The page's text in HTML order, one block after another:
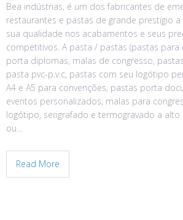
Bea indústrias, é um dos fabricantes de
restaurantes e pastas de grande prestígio a
sua qualidade nos acabamentos e seus
competitivos. A pasta / pastas (pastas para
porta diplomas, malas de congresso,
pasta pvc-p.v.c, pastas com seu logótipo
A4 e A5 para convenções, pastas porta
eventos personalizados, malas para
logótipo, serigrafado e termogravado a alto
ou…
Read More